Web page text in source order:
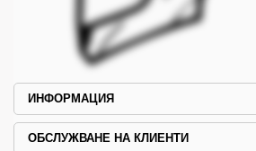
ИНФОРМАЦИЯ
ОБСЛУЖВАНЕ НА КЛИЕНТИ